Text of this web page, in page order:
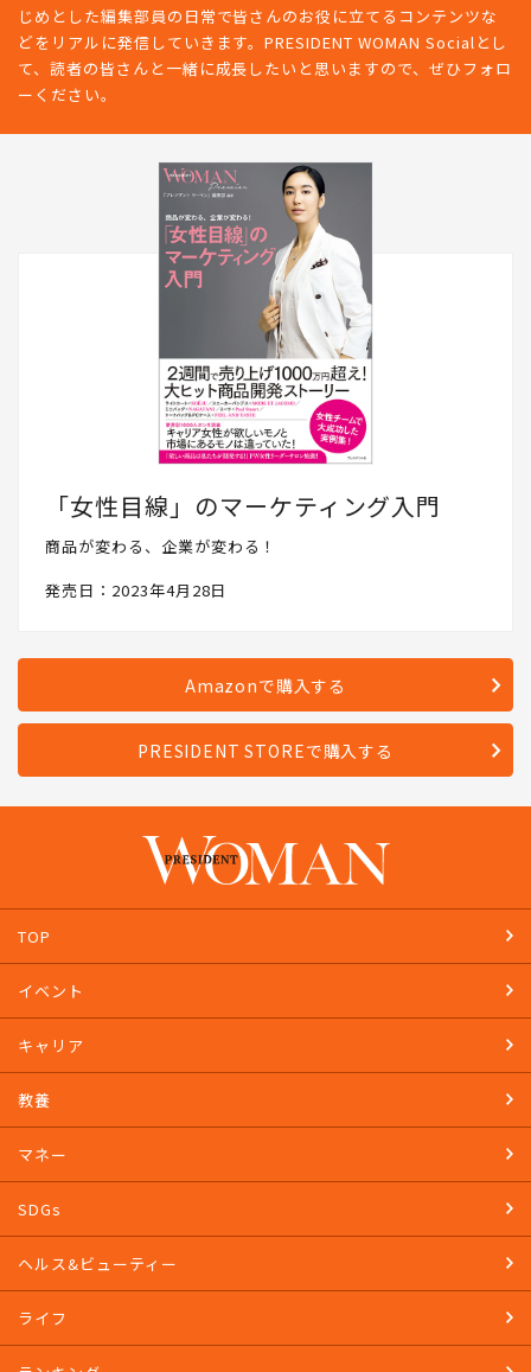
じめとした編集部員の日常で皆さんのお役に立てるコンテンツな
どをリアルに発信していきます。PRESIDENT WOMAN Socialとし
て、読者の皆さんと一緒に成長したいと思いますので、ぜひフォロ
ーください。
「女性目線」のマーケティング入門
商品が変わる、企業が変わる！
発売日：2023年4月28日
Amazonで購入する
PRESIDENT STOREで購入する
TOP
イベント
キャリア
教養
マネー
SDGs
ヘルス&ビューティー
ライフ